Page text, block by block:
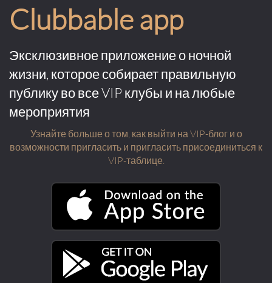
Clubbable app
Эксклюзивное приложение о ночной
жизни, которое собирает правильную
публику во все VIP клубы и на любые
мероприятия
Узнайте больше о том, как выйти на VIP-блог и о
возможности пригласить и пригласить присоединиться к
VIP-таблице.